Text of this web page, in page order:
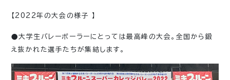
【2022年の大会の様子 】
●大学生バレーボーラーにとっては最高峰の大会。全国から鍛
え抜かれた選手たちが集結します。